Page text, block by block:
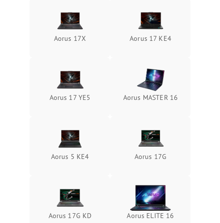
оперативной памяти:
вылеты приложений,
синие экраны
Подробнее →
Aorus 17X Aorus 17 KE4
Aorus 17 YE5 Aorus MASTER 16
Aorus 5 KE4 Aorus 17G
Aorus 17G KD Aorus ELITE 16